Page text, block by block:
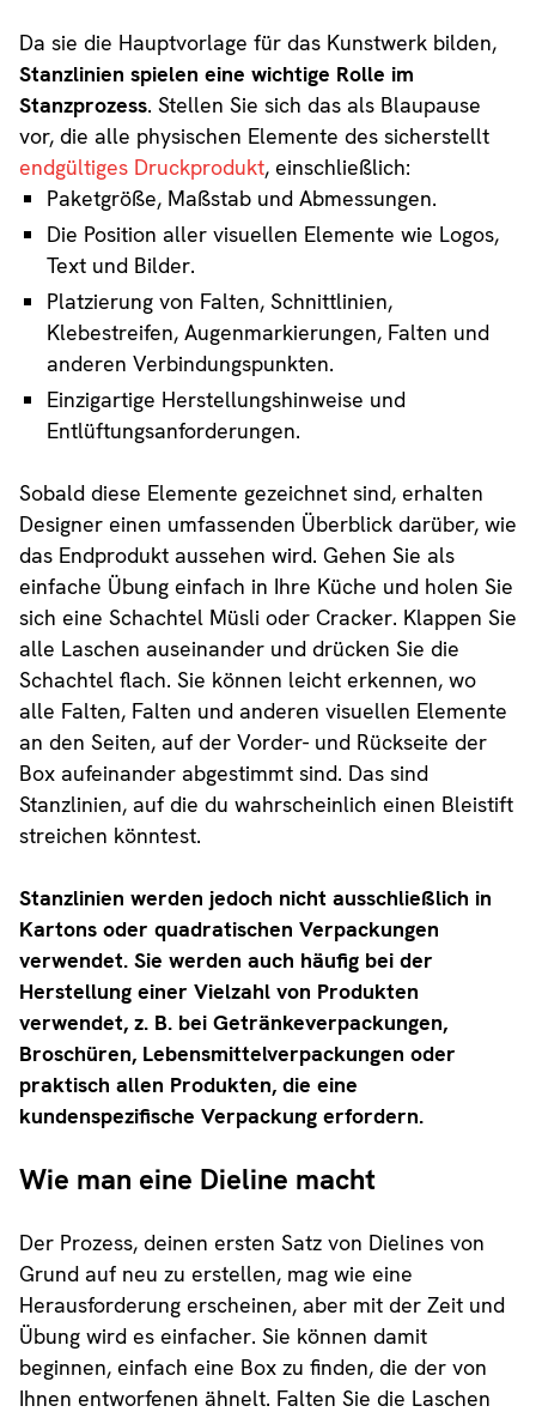
Da sie die Hauptvorlage für das Kunstwerk bilden,
Stanzlinien spielen eine wichtige Rolle im
Stanzprozess. Stellen Sie sich das als Blaupause
vor, die alle physischen Elemente des sicherstellt
endgültiges Druckprodukt, einschließlich:
Paketgröße, Maßstab und Abmessungen.
Die Position aller visuellen Elemente wie Logos,
Text und Bilder.
Platzierung von Falten, Schnittlinien,
Klebestreifen, Augenmarkierungen, Falten und
anderen Verbindungspunkten.
Einzigartige Herstellungshinweise und
Entlüftungsanforderungen.
Sobald diese Elemente gezeichnet sind, erhalten
Designer einen umfassenden Überblick darüber, wie
das Endprodukt aussehen wird. Gehen Sie als
einfache Übung einfach in Ihre Küche und holen Sie
sich eine Schachtel Müsli oder Cracker. Klappen Sie
alle Laschen auseinander und drücken Sie die
Schachtel flach. Sie können leicht erkennen, wo
alle Falten, Falten und anderen visuellen Elemente
an den Seiten, auf der Vorder- und Rückseite der
Box aufeinander abgestimmt sind. Das sind
Stanzlinien, auf die du wahrscheinlich einen Bleistift
streichen könntest.
Stanzlinien werden jedoch nicht ausschließlich in
Kartons oder quadratischen Verpackungen
verwendet. Sie werden auch häufig bei der
Herstellung einer Vielzahl von Produkten
verwendet, z. B. bei Getränkeverpackungen,
Broschüren, Lebensmittelverpackungen oder
praktisch allen Produkten, die eine
kundenspezifische Verpackung erfordern.
Wie man eine Dieline macht
Der Prozess, deinen ersten Satz von Dielines von
Grund auf neu zu erstellen, mag wie eine
Herausforderung erscheinen, aber mit der Zeit und
Übung wird es einfacher. Sie können damit
beginnen, einfach eine Box zu finden, die der von
Ihnen entworfenen ähnelt. Falten Sie die Laschen